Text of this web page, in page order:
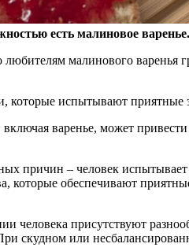
есть малиновое варенье.
любителям малинового варенья
которые испытывают приятные
варенье, может
причин – человек
которые обеспечивают
человека присутствуют
скудном или